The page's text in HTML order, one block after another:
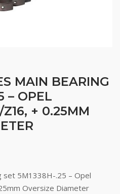
MAIN BEARING
– OPEL
Z16, + 0.25MM
set 5M1338H-.25 – Opel
Oversize Diameter